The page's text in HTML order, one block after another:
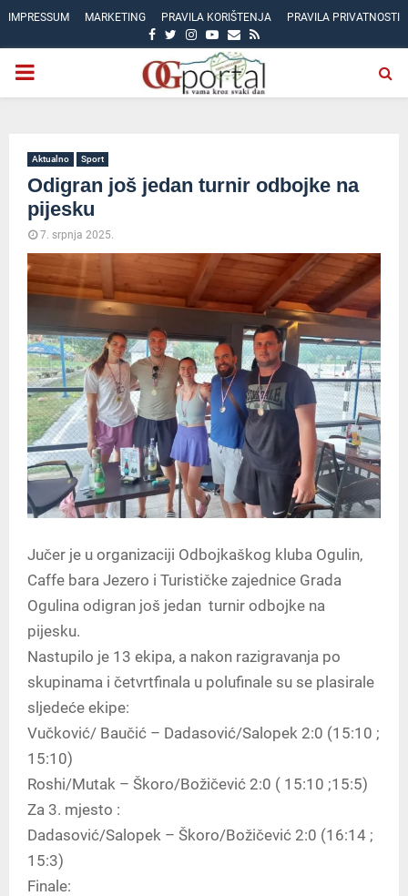
IMPRESSUM MARKETING PRAVILA KORIŠTENJA PRAVILA PRIVATNOSTI
FACEBOOK
TWITTER
INSTAGRAM
YOUTUBE
EMAIL
RSS
PRIMARY
Aktualno Sport
Odigran još jedan turnir odbojke na
pijesku
7. srpnja 2025.
Jučer je u organizaciji Odbojkaškog kluba Ogulin,
Caffe bara Jezero i Turističke zajednice Grada
Ogulina odigran još jedan turnir odbojke na
pijesku.
Nastupilo je 13 ekipa, a nakon razigravanja po
skupinama i četvrtfinala u polufinale su se plasirale
sljedeće ekipe:
Vučković/ Baučić – Dadasović/Salopek 2:0 (15:10 ;
15:10)
Roshi/Mutak – Škoro/Božičević 2:0 ( 15:10 ;15:5)
Za 3. mjesto :
Dadasović/Salopek – Škoro/Božičević 2:0 (16:14 ;
15:3)
Finale: